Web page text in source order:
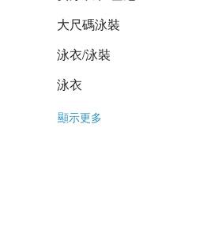
大尺碼泳裝
泳衣/泳裝
泳衣
顯示更多